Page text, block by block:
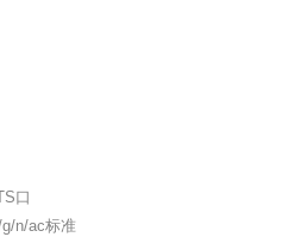
口
g/n/ac标准